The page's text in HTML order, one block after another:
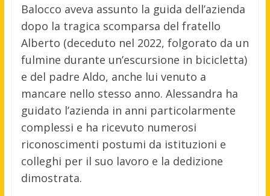
Balocco aveva assunto la guida dell’azienda
dopo la tragica scomparsa del fratello
Alberto (deceduto nel 2022, folgorato da un
fulmine durante un’escursione in bicicletta)
e del padre Aldo, anche lui venuto a
mancare nello stesso anno. Alessandra ha
guidato l’azienda in anni particolarmente
complessi e ha ricevuto numerosi
riconoscimenti postumi da istituzioni e
colleghi per il suo lavoro e la dedizione
dimostrata.